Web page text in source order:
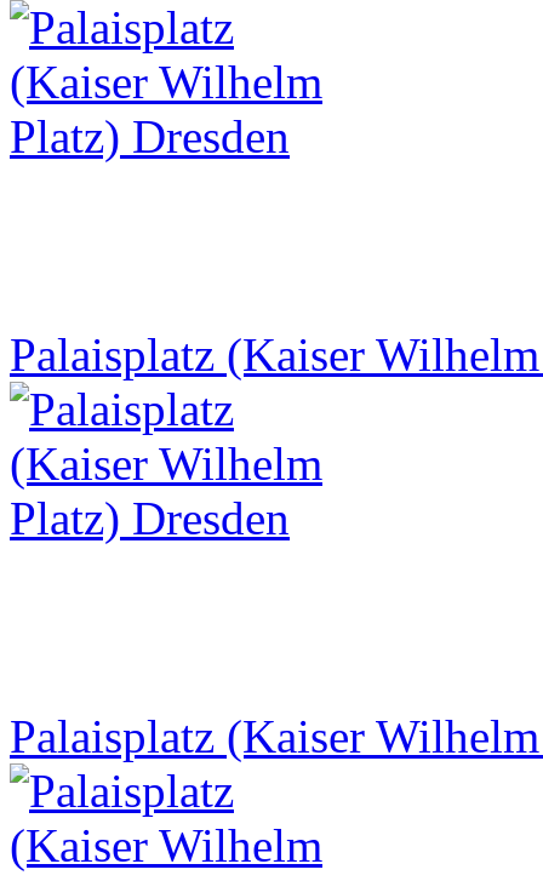
Palaisplatz (Kaiser
Palaisplatz (Kaiser